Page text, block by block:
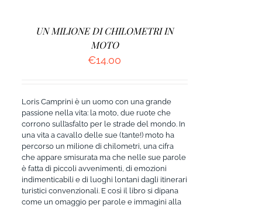
UN MILIONE DI CHILOMETRI IN
MOTO
€14.00
Loris Camprini è un uomo con una grande
passione nella vita: la moto, due ruote che
corrono sull’asfalto per le strade del mondo. In
una vita a cavallo delle sue (tante!) moto ha
percorso un milione di chilometri, una cifra
che appare smisurata ma che nelle sue parole
è fatta di piccoli avvenimenti, di emozioni
indimenticabili e di luoghi lontani dagli itinerari
turistici convenzionali. E così il libro si dipana
come un omaggio per parole e immagini alla